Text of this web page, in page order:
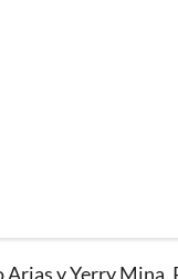
y Yerry Mina.